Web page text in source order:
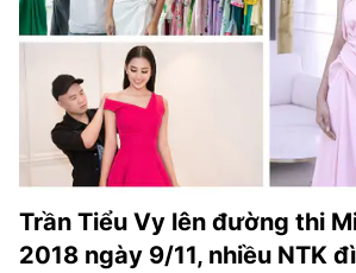
Trần Tiểu Vy lên đường thi
2018 ngày 9/11, nhiều NTK